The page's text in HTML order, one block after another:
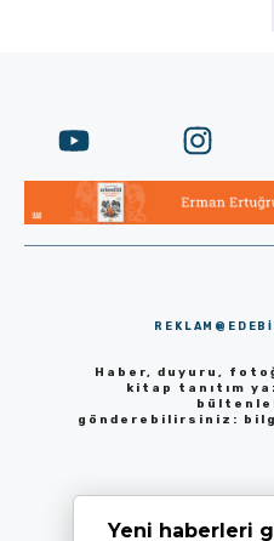
Haber, duyuru,
kitap tanıtım
gönderebilirsiniz:
Yeni haberleri